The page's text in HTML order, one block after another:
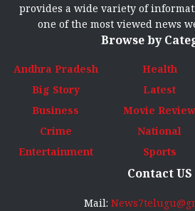
provides a wide variety of
one of the most viewed news
Browse by
Andhra Pradesh
Big Story
Business
Crime
Entertainment
Health
Latest
Movie Review
National
Sports
Contact US
Mail: